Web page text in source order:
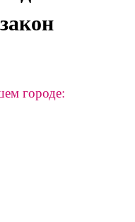
городе: